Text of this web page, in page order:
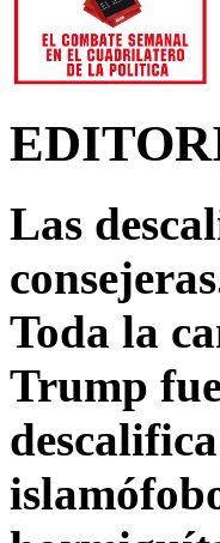
Las
Toda la
Trump